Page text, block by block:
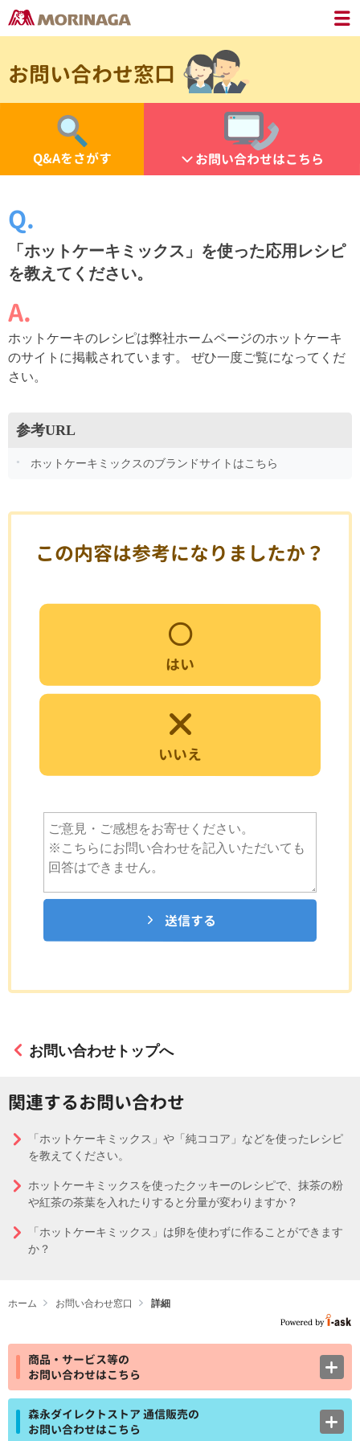
お問い合わせ窓口
Q&Aをさがす お問い合わせはこちら
「ホットケーキミックス」を使った応用レシピ
を教えてください。
ホットケーキのレシピは弊社ホームページのホットケーキ
のサイトに掲載されています。 ぜひ一度ご覧になってくだ
さい。
参考URL
ホットケーキミックスのブランドサイトはこちら
この内容は参考になりましたか？
はい
いいえ
送信する
お問い合わせトップへ
関連するお問い合わせ
「ホットケーキミックス」や「純ココア」などを使ったレシピ
を教えてください。
ホットケーキミックスを使ったクッキーのレシピで、抹茶の粉
や紅茶の茶葉を入れたりすると分量が変わりますか？
「ホットケーキミックス」は卵を使わずに作ることができます
か？
ホーム お問い合わせ窓口 詳細
商品・サービス等の
お問い合わせはこちら
森永ダイレクトストア 通信販売の
お問い合わせはこちら